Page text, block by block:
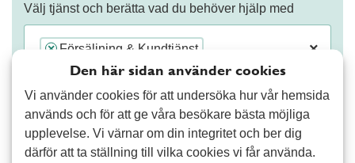
Välj tjänst och berätta vad du behöver hjälp med
×
× Försäljning & Kundtjänst
Den här sidan använder cookies
Vi använder cookies för att undersöka hur vår hemsida
används och för att ge våra besökare bästa möjliga
upplevelse. Vi värnar om din integritet och ber dig
därför att ta ställning till vilka cookies vi får använda.